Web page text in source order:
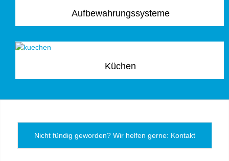
Aufbewahrungssysteme
Küchen
Nicht fündig geworden? Wir helfen gerne: Kontakt